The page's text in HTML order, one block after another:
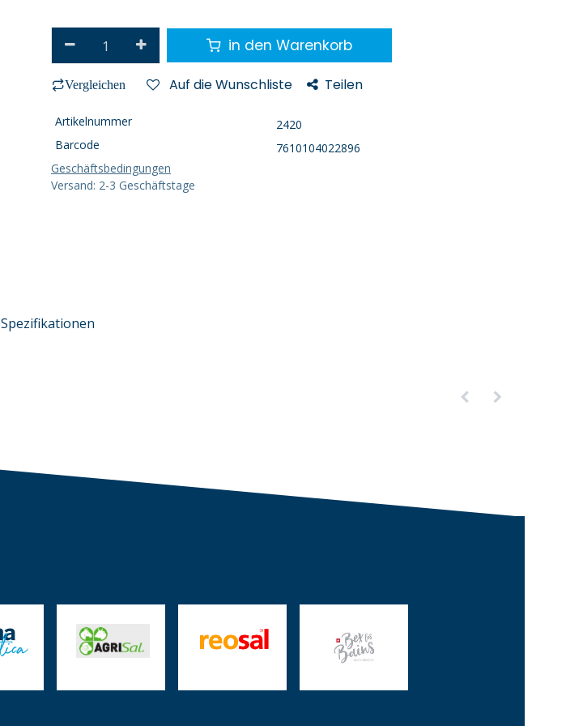
in den Warenkorb
Vergleichen Auf die Wunschliste Teilen
Artikelnummer
2420
Barcode
7610104022896
Geschäftsbedingungen
Versand: 2-3 Geschäftstage
Spezifikationen